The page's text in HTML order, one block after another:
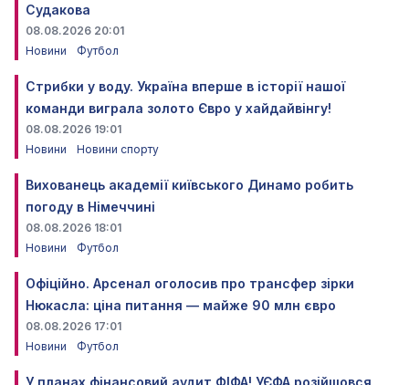
Судакова
08.08.2026 20:01
Новини
Футбол
Стрибки у воду. Україна вперше в історії нашої
команди виграла золото Євро у хайдайвінгу!
08.08.2026 19:01
Новини
Новини спорту
Вихованець академії київського Динамо робить
погоду в Німеччині
08.08.2026 18:01
Новини
Футбол
Офіційно. Арсенал оголосив про трансфер зірки
Нюкасла: ціна питання — майже 90 млн євро
08.08.2026 17:01
Новини
Футбол
У планах фінансовий аудит ФІФА! УЄФА розійшовся